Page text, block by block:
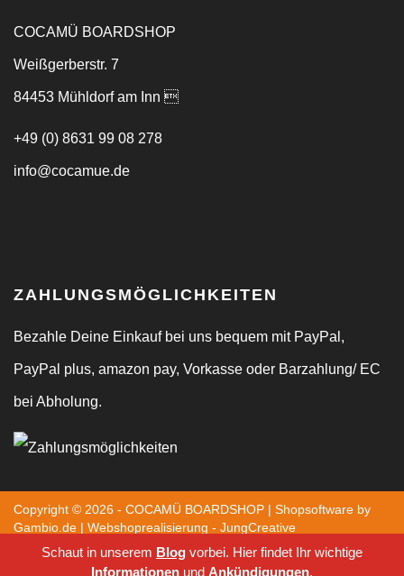
Schaut in unserem Blog vorbei. Hier findet Ihr wichtige
Informationen und Ankündigungen.
COCAMÜ BOARDSHOP
Weißgerberstr. 7
84453 Mühldorf am Inn 
+49 (0) 8631 99 08 278
info@cocamue.de
ZAHLUNGSMÖGLICHKEITEN
Bezahle Deine Einkauf bei uns bequem mit PayPal,
PayPal plus, amazon pay, Vorkasse oder Barzahlung/ EC
bei Abholung.
Copyright © 2026 - COCAMÜ BOARDSHOP | Shopsoftware by
Gambio.de | Webshoprealisierung - JungCreative
Alle Preise inkl. MwSt. & zzgl. Versandkosten. Alle Markennamen,
Warenzeichen sowie sämtliche Produktbilder sind Eigentum Ihrer